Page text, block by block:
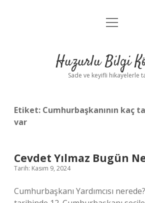
Anasayfa
Yasal Uyarı
menüyü
Huzurlu Bilgi
Sade ve keyifli hikayelerle
Etiket: Cumhurbaşkanının kaç
var
Cevdet Yılmaz Bugün
Tarih: Kasım 9, 2024
Cumhurbaşkanı Yardımcısı